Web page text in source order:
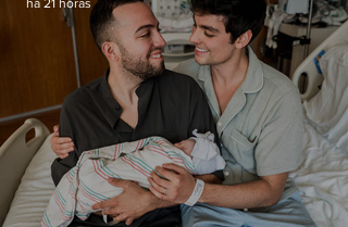
há 21 horas